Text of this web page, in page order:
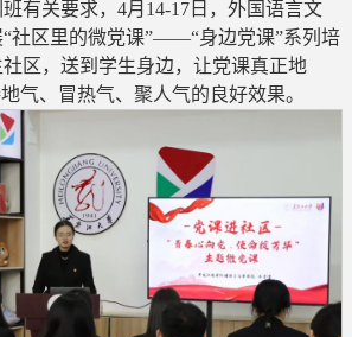
有关要求，4月14-17日，外国语言文
社区里的微党课”——“身边党课”系列培
区，送到学生身边，让党课真正地
气、冒热气、聚人气的良好效果。